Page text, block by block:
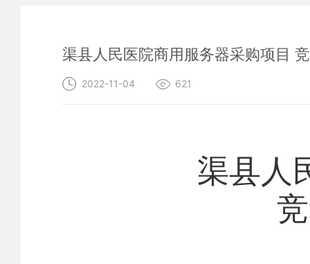
渠县人民医院商用服务器采购项目
2022-11-04 621
渠县人